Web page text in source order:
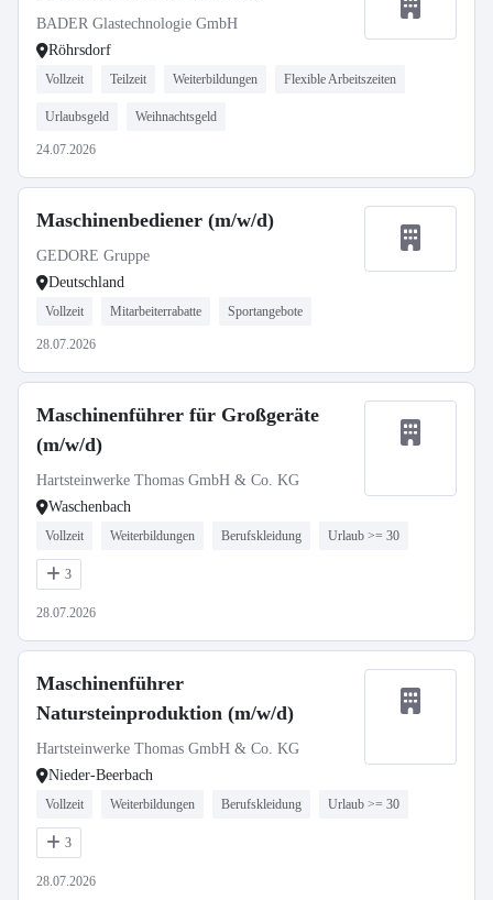
BADER Glastechnologie GmbH
Röhrsdorf
Vollzeit Teilzeit Weiterbildungen Flexible Arbeitszeiten
Urlaubsgeld Weihnachtsgeld
24.07.2026
Maschinenbediener (m/w/d)
GEDORE Gruppe
Deutschland
Vollzeit Mitarbeiterrabatte Sportangebote
28.07.2026
Maschinenführer für Großgeräte
(m/w/d)
Hartsteinwerke Thomas GmbH & Co. KG
Waschenbach
Vollzeit Weiterbildungen Berufskleidung Urlaub >= 30
3
28.07.2026
Maschinenführer
Natursteinproduktion (m/w/d)
Hartsteinwerke Thomas GmbH & Co. KG
Nieder-Beerbach
Vollzeit Weiterbildungen Berufskleidung Urlaub >= 30
3
28.07.2026